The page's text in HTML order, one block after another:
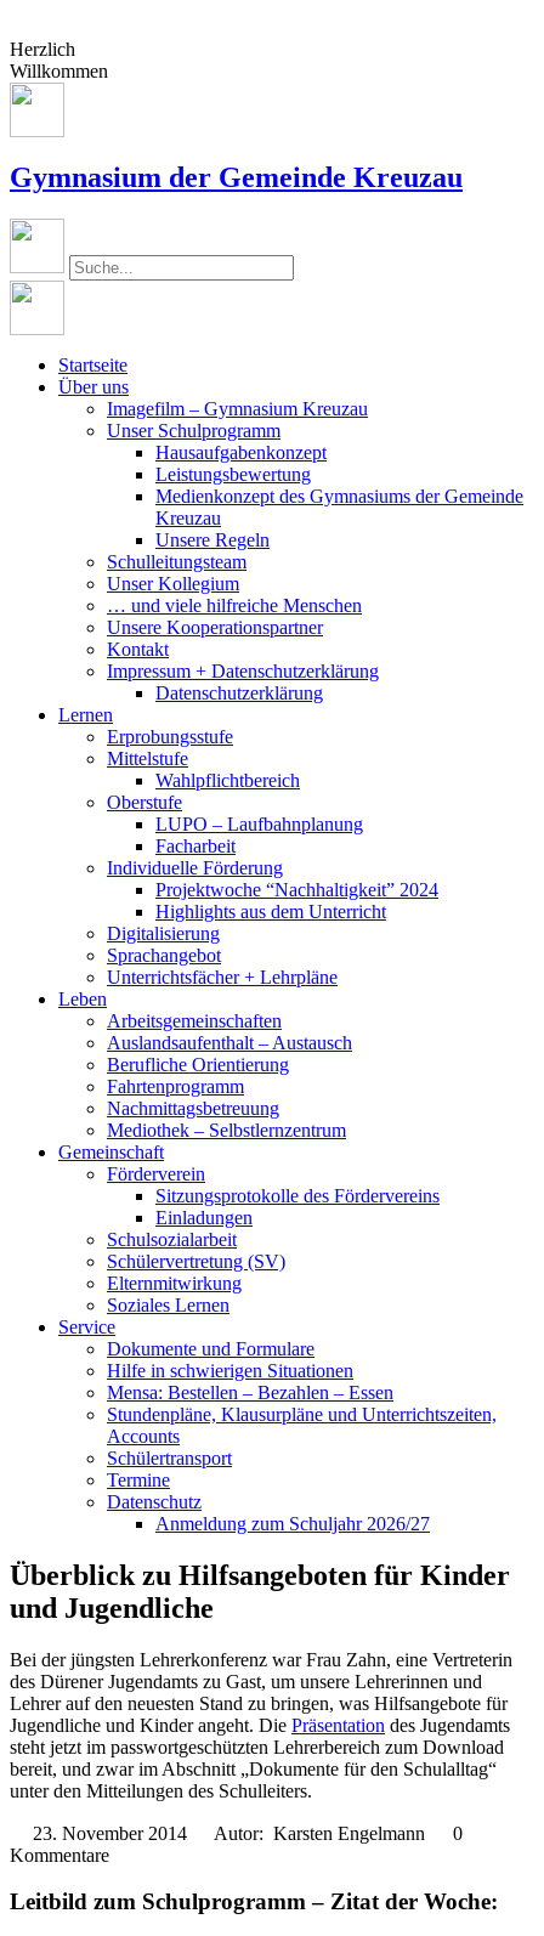
Herzlich
Willkommen
Gymnasium der Gemeinde Kreuzau
Startseite
Über uns
Imagefilm – Gymnasium Kreuzau
Unser Schulprogramm
Hausaufgabenkonzept
Leistungsbewertung
Medienkonzept des Gymnasiums der Gemeinde
Kreuzau
Unsere Regeln
Schulleitungsteam
Unser Kollegium
… und viele hilfreiche Menschen
Unsere Kooperationspartner
Kontakt
Impressum + Datenschutzerklärung
Datenschutzerklärung
Lernen
Erprobungsstufe
Mittelstufe
Wahlpflichtbereich
Oberstufe
LUPO – Laufbahnplanung
Facharbeit
Individuelle Förderung
Projektwoche “Nachhaltigkeit” 2024
Highlights aus dem Unterricht
Digitalisierung
Sprachangebot
Unterrichtsfächer + Lehrpläne
Leben
Arbeitsgemeinschaften
Auslandsaufenthalt – Austausch
Berufliche Orientierung
Fahrtenprogramm
Nachmittagsbetreuung
Mediothek – Selbstlernzentrum
Gemeinschaft
Förderverein
Sitzungsprotokolle des Fördervereins
Einladungen
Schulsozialarbeit
Schülervertretung (SV)
Elternmitwirkung
Soziales Lernen
Service
Dokumente und Formulare
Hilfe in schwierigen Situationen
Mensa: Bestellen – Bezahlen – Essen
Stundenpläne, Klausurpläne und Unterrichtszeiten,
Accounts
Schülertransport
Termine
Datenschutz
Anmeldung zum Schuljahr 2026/27
Überblick zu Hilfsangeboten für Kinder
und Jugendliche
Bei der jüngsten Lehrerkonferenz war Frau Zahn, eine Vertreterin
des Dürener Jugendamts zu Gast, um unsere Lehrerinnen und
Lehrer auf den neuesten Stand zu bringen, was Hilfsangebote für
Jugendliche und Kinder angeht. Die Präsentation des Jugendamts
steht jetzt im passwortgeschützten Lehrerbereich zum Download
bereit, und zwar im Abschnitt „Dokumente für den Schulalltag“
unter den Mitteilungen des Schulleiters.
23. November 2014 Autor: Karsten Engelmann
0
Kommentare
Leitbild zum Schulprogramm – Zitat der Woche: